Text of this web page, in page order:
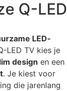
Q-LED
LED-
LED TV kies je
design en een
. Je kiest voor
die jarenlang